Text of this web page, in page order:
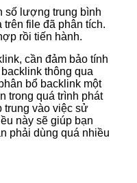
số lượng trung bình
file đã phân tích.
rồi tiến hành.
cần đảm bảo tính
thông qua
bổ backlink một
trong quá trình phát
trung vào việc sử
này sẽ giúp bạn
phải dùng quá nhiều